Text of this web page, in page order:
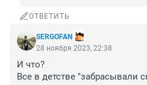
ОТВЕТИТЬ
SERGOFAN
28 ноября 2023, 22:38
И что?
Все в детстве